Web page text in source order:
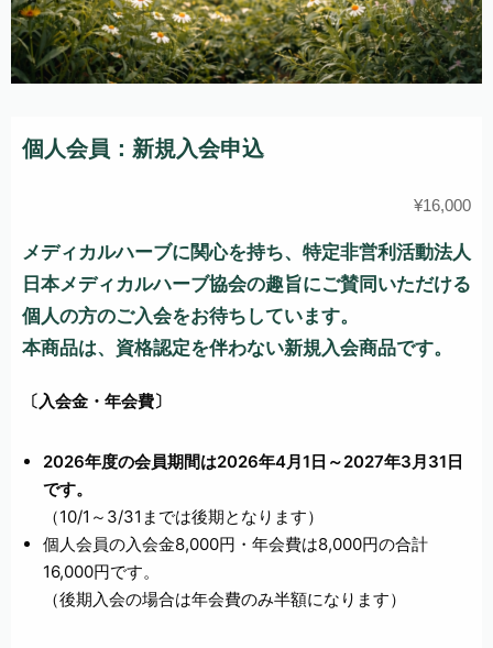
個人会員：新規入会申込
¥16,000
メディカルハーブに関心を持ち、特定非営利活動法人
日本メディカルハーブ協会の趣旨にご賛同いただける
個人の方のご入会をお待ちしています。
本商品は、資格認定を伴わない新規入会商品です。
〔入会金・年会費〕
2026年度の会員期間は2026年4月1日～2027年3月31日
です。
（10/1～3/31までは後期となります）
個人会員の入会金8,000円・年会費は8,000円の合計
16,000円です。
（後期入会の場合は年会費のみ半額になります）